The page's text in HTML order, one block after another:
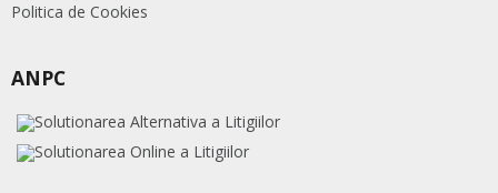
Politica de Cookies
ANPC